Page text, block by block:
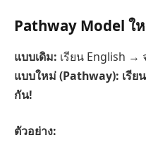
Pathway Model ใ
แบบเดิม: เรียน English
แบบใหม่ (Pathway): เรีย
กัน!
ตัวอย่าง: